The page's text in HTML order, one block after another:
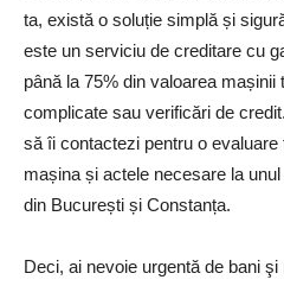
ta, există o soluție simplă și
este un serviciu de creditare cu
până la 75% din valoarea mașinii
complicate sau verificări de
să îi contactezi pentru o
mașina și actele necesare la
din București și Constanța.
Deci, ai nevoie urgentă de bani